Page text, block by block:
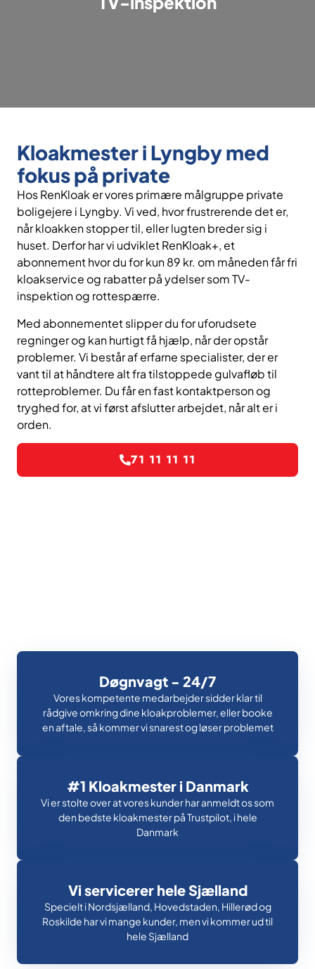
Kloakmester i Lyngby med
fokus på private
Hos RenKloak er vores primære målgruppe private
boligejere i Lyngby. Vi ved, hvor frustrerende det er,
når kloakken stopper til, eller lugten breder sig i
huset. Derfor har vi udviklet RenKloak+, et
abonnement hvor du for kun 89 kr. om måneden får fri
kloakservice og rabatter på ydelser som TV-
inspektion og rottespærre.
Med abonnementet slipper du for uforudsete
regninger og kan hurtigt få hjælp, når der opstår
problemer. Vi består af erfarne specialister, der er
vant til at håndtere alt fra tilstoppede gulvafløb til
rotteproblemer. Du får en fast kontaktperson og
tryghed for, at vi først afslutter arbejdet, når alt er i
orden.
71 11 11 11
Døgnvagt - 24/7
Vores kompetente medarbejder sidder klar til
rådgive omkring dine kloakproblemer, eller booke
en aftale, så kommer vi snarest og løser problemet
#1 Kloakmester i Danmark
Vi er stolte over at vores kunder har anmeldt os som
den bedste kloakmester på Trustpilot, i hele
Danmark
Vi servicerer hele Sjælland
Specielt i Nordsjælland, Hovedstaden, Hillerød og
Roskilde har vi mange kunder, men vi kommer ud til
hele Sjælland